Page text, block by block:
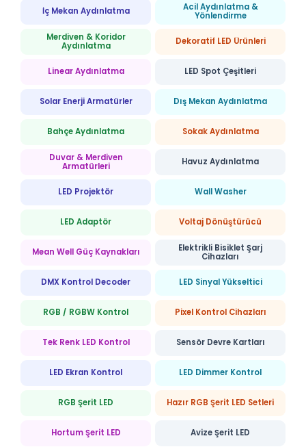
İç Mekan Aydınlatma
Acil Aydınlatma &
Yönlendirme
Merdiven & Koridor
Aydınlatma
Dekoratif LED Ürünleri
Linear Aydınlatma LED Spot Çeşitleri
Solar Enerji Armatürler Dış Mekan Aydınlatma
Bahçe Aydınlatma Sokak Aydınlatma
Duvar & Merdiven
Armatürleri
Havuz Aydınlatma
LED Projektör Wall Washer
LED Adaptör Voltaj Dönüştürücü
Mean Well Güç Kaynakları
Elektrikli Bisiklet Şarj
Cihazları
DMX Kontrol Decoder LED Sinyal Yükseltici
RGB / RGBW Kontrol Pixel Kontrol Cihazları
Tek Renk LED Kontrol Sensör Devre Kartları
LED Ekran Kontrol LED Dimmer Kontrol
RGB Şerit LED Hazır RGB Şerit LED Setleri
Hortum Şerit LED Avize Şerit LED